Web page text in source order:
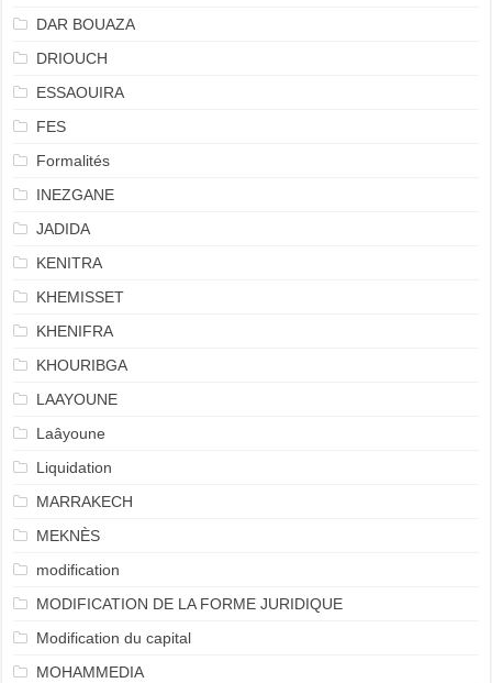
DAR BOUAZA
DRIOUCH
ESSAOUIRA
FES
Formalités
INEZGANE
JADIDA
KENITRA
KHEMISSET
KHENIFRA
KHOURIBGA
LAAYOUNE
Laâyoune
Liquidation
MARRAKECH
MEKNÈS
modification
MODIFICATION DE LA FORME JURIDIQUE
Modification du capital
MOHAMMEDIA